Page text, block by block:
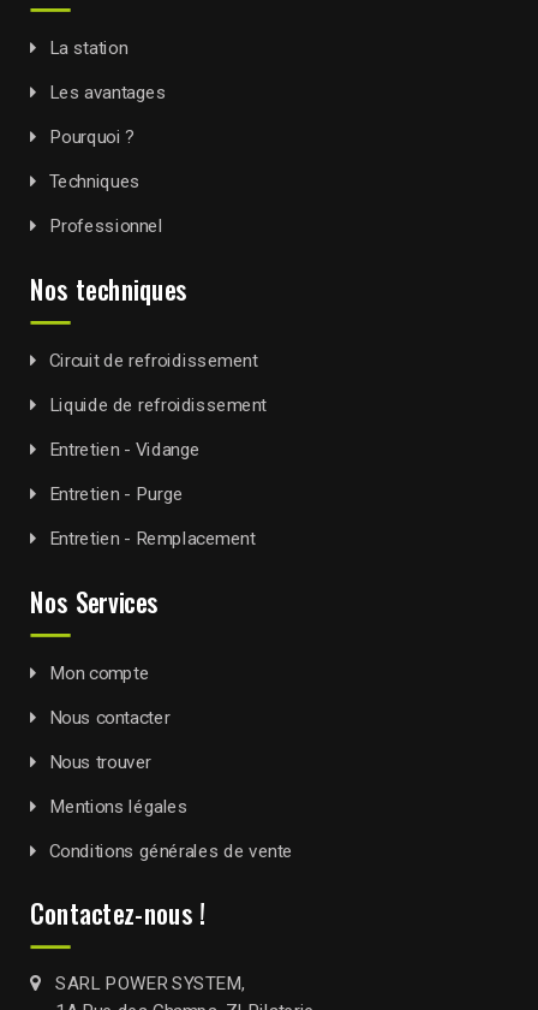
La station
Les avantages
Pourquoi ?
Techniques
Professionnel
Nos techniques
Circuit de refroidissement
Liquide de refroidissement
Entretien - Vidange
Entretien - Purge
Entretien - Remplacement
Nos Services
Mon compte
Nous contacter
Nous trouver
Mentions légales
Conditions générales de vente
Contactez-nous !
SARL POWER SYSTEM,